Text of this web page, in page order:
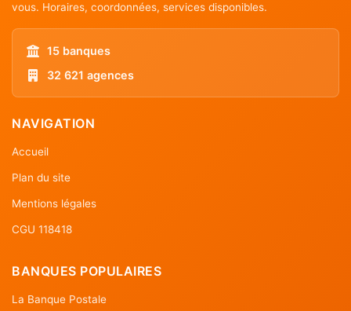
vous. Horaires, coordonnées, services disponibles.
15 banques
32 621 agences
NAVIGATION
Accueil
Plan du site
Mentions légales
CGU 118418
BANQUES POPULAIRES
La Banque Postale